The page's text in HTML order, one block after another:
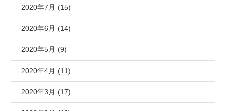
2020年7月 (15)
2020年6月 (14)
2020年5月 (9)
2020年4月 (11)
2020年3月 (17)